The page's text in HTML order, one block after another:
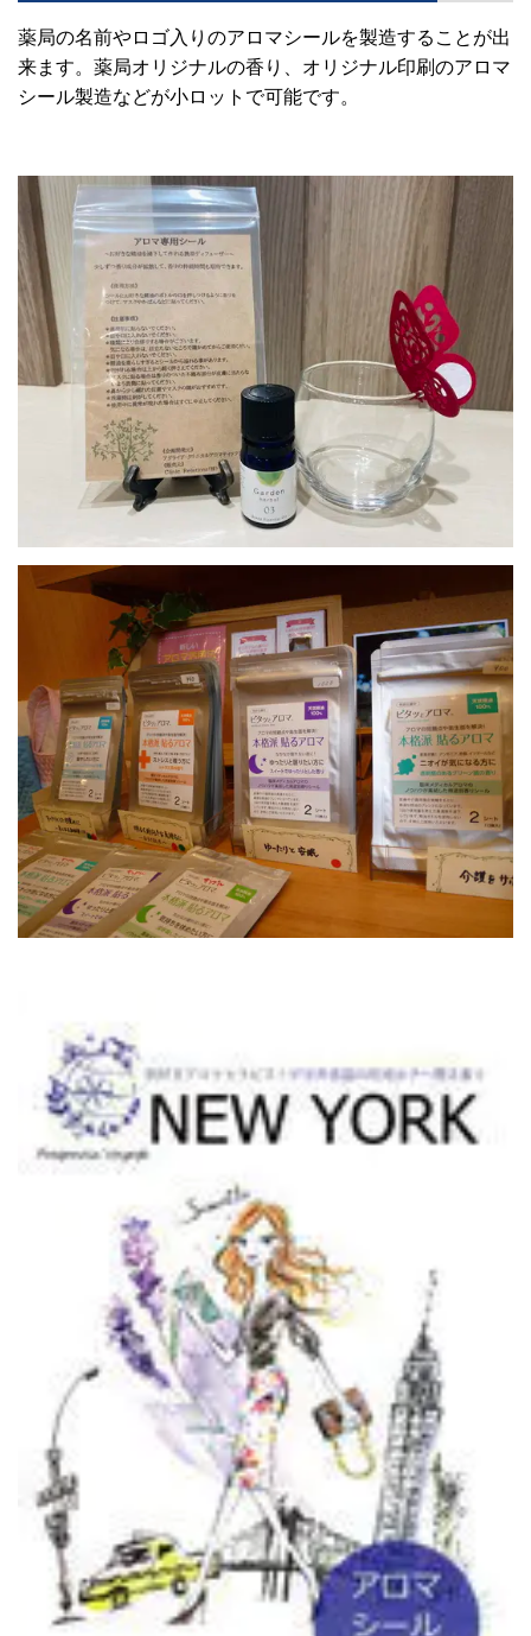
薬局の名前やロゴ入りのアロマシールを製造することが出
来ます。薬局オリジナルの香り、オリジナル印刷のアロマ
シール製造などが小ロットで可能です。